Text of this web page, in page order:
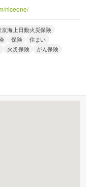
niceone/
京海上日動火災保険
保険
住まい
火災保険
がん保険